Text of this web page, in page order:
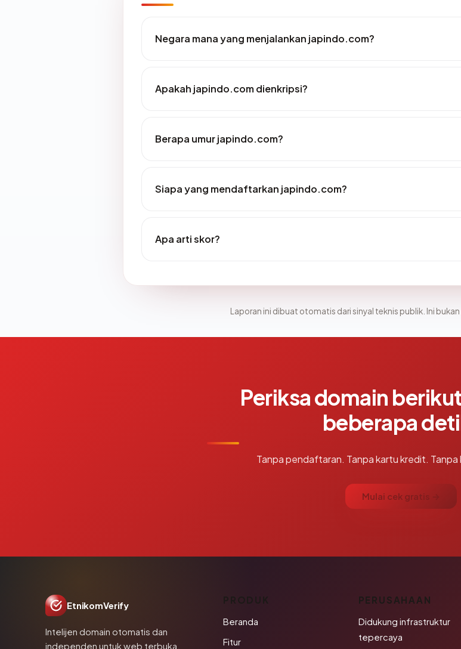
Negara mana yang menjalankan japindo.com?
Apakah japindo.com dienkripsi?
Berapa umur japindo.com?
Siapa yang mendaftarkan japindo.com?
Apa arti skor?
Laporan ini dibuat otomatis dari sinyal teknis publik. Ini
Periksa domain
beberapa
Tanpa pendaftaran. Tanpa kartu kredit.
Mulai cek gratis →
EtnikomVerify
Intelijen domain otomatis dan
independen untuk web terbuka.
PRODUK
Beranda
Fitur
PERUSAHAAN
Didukung infrastruktur
tepercaya